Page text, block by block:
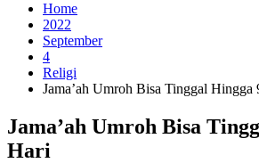
Home
2022
September
4
Religi
Jama’ah Umroh Bisa Tinggal Hingga
Jama’ah Umroh Bisa
Hari